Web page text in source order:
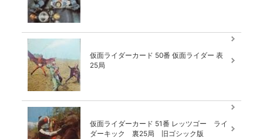
仮面ライダーカード 50番 仮面ライダー 表
25局
仮面ライダーカード 51番 レッツゴー ライ
ダーキック 裏25局 旧ゴシック版